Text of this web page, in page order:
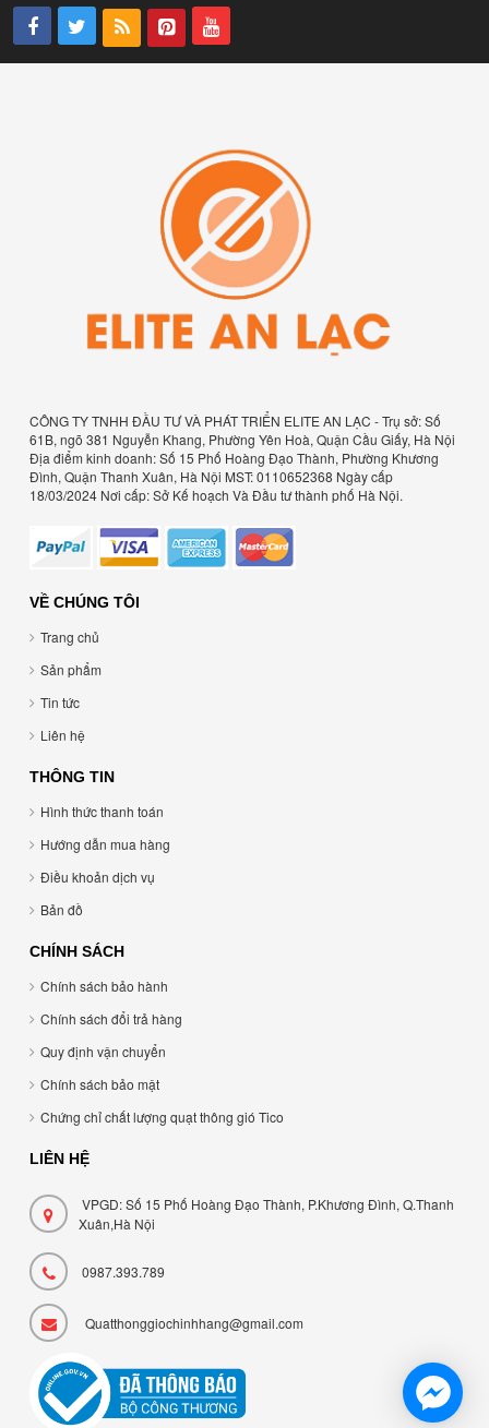
CÔNG TY TNHH ĐẦU TƯ VÀ PHÁT TRIỂN ELITE AN LẠC - Trụ sở: Số
61B, ngõ 381 Nguyễn Khang, Phường Yên Hoà, Quận Cầu Giấy, Hà Nội
Địa điểm kinh doanh: Số 15 Phố Hoàng Đạo Thành, Phường Khương
Đình, Quận Thanh Xuân, Hà Nội MST: 0110652368 Ngày cấp
18/03/2024 Nơi cấp: Sở Kế hoạch Và Đầu tư thành phố Hà Nội.
VỀ CHÚNG TÔI
Trang chủ
Sản phẩm
Tin tức
Liên hệ
THÔNG TIN
Hình thức thanh toán
Hướng dẫn mua hàng
Điều khoản dịch vụ
Bản đồ
CHÍNH SÁCH
Chính sách bảo hành
Chính sách đổi trả hàng
Quy định vận chuyển
Chính sách bảo mật
Chứng chỉ chất lượng quạt thông gió Tico
LIÊN HỆ
VPGD: Số 15 Phố Hoàng Đạo Thành, P.Khương Đình, Q.Thanh
Xuân,Hà Nội
0987.393.789
Quatthonggiochinhhang@gmail.com